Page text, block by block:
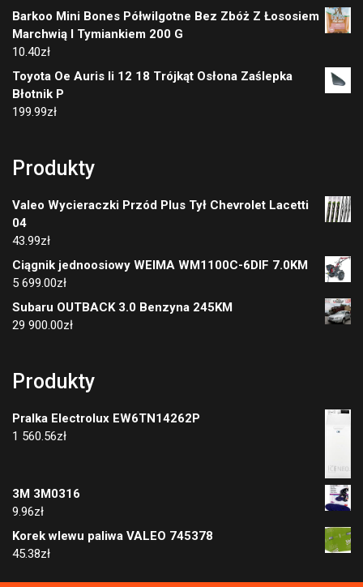
Barkoo Mini Bones Półwilgotne Bez Zbóż Z Łososiem
Marchwią I Tymiankiem 200 G
10.40zł
Toyota Oe Auris Ii 12 18 Trójkąt Osłona Zaślepka
Błotnik P
199.99zł
Produkty
Valeo Wycieraczki Przód Plus Tył Chevrolet Lacetti
04
43.99zł
Ciągnik jednoosiowy WEIMA WM1100C-6DIF 7.0KM
5 699.00zł
Subaru OUTBACK 3.0 Benzyna 245KM
29 900.00zł
Produkty
Pralka Electrolux EW6TN14262P
1 560.56zł
3M 3M0316
9.96zł
Korek wlewu paliwa VALEO 745378
45.38zł